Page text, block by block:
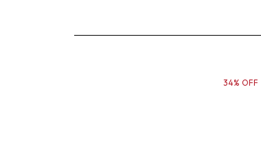
34% OFF